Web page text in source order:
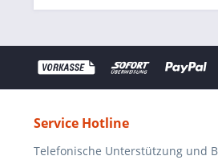
Service Hotline
Telefonische Unterstützung und